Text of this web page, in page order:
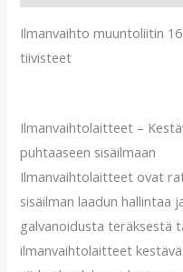
Ilmanvaihto muuntoliitin
tiivisteet
Ilmanvaihtolaitteet –
puhtaaseen sisäilmaan
Ilmanvaihtolaitteet ovat
sisäilman laadun hallintaa
galvanoidusta teräksestä
ilmanvaihtolaitteet